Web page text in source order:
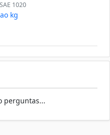
1020
kg
perguntas...